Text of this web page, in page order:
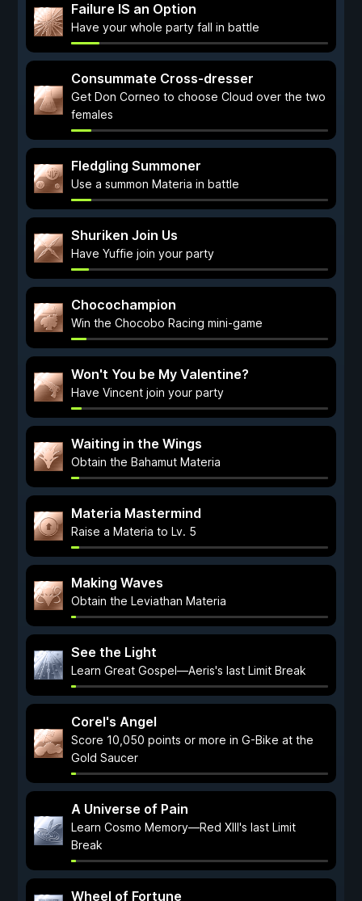
Failure IS an Option
Have your whole party fall in battle
Consummate Cross-dresser
Get Don Corneo to choose Cloud over the two
females
Fledgling Summoner
Use a summon Materia in battle
Shuriken Join Us
Have Yuffie join your party
Chocochampion
Win the Chocobo Racing mini-game
Won't You be My Valentine?
Have Vincent join your party
Waiting in the Wings
Obtain the Bahamut Materia
Materia Mastermind
Raise a Materia to Lv. 5
Making Waves
Obtain the Leviathan Materia
See the Light
Learn Great Gospel—Aeris's last Limit Break
Corel's Angel
Score 10,050 points or more in G-Bike at the
Gold Saucer
A Universe of Pain
Learn Cosmo Memory—Red XIII's last Limit
Break
Wheel of Fortune